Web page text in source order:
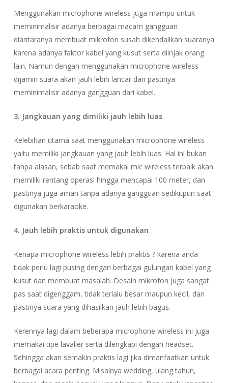
Menggunakan microphone wireless juga mampu untuk
meminimalisir adanya berbagai macam gangguan
diantaranya membuat mikrofon susah dikendalikan suaranya
karena adanya faktor kabel yang kusut serta diinjak orang
lain. Namun dengan menggunakan microphone wireless
dijamin suara akan jauh lebih lancar dan pastinya
meminimalisir adanya gangguan dari kabel.
3. Jangkauan yang dimiliki jauh lebih luas
Kelebihan utama saat menggunakan microphone wireless
yaitu memiliki jangkauan yang jauh lebih luas. Hal ini bukan
tanpa alasan, sebab saat memakai mic wireless terbaik akan
memiliki rentang operasi hingga mencapai 100 meter, dan
pastinya juga aman tanpa adanya gangguan sedikitpun saat
digunakan berkaraoke.
4. Jauh lebih praktis untuk digunakan
Kenapa microphone wireless lebih praktis ? karena anda
tidak perlu lagi pusing dengan berbagai gulungan kabel yang
kusut dan membuat masalah. Desain mikrofon juga sangat
pas saat digenggam, tidak terlalu besar maupun kecil, dan
pastinya suara yang dihasilkan jauh lebih bagus.
Kerennya lagi dalam beberapa microphone wireless ini juga
memakai tipe lavalier serta dilengkapi dengan headset.
Sehingga akan semakin praktis lagi jika dimanfaatkan untuk
berbagai acara penting. Misalnya wedding, ulang tahun,